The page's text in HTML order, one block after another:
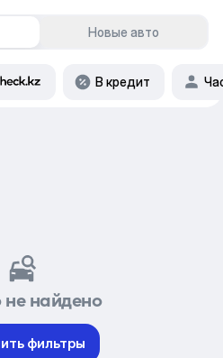
Новые авто
В кредит
не найдено
фильтры